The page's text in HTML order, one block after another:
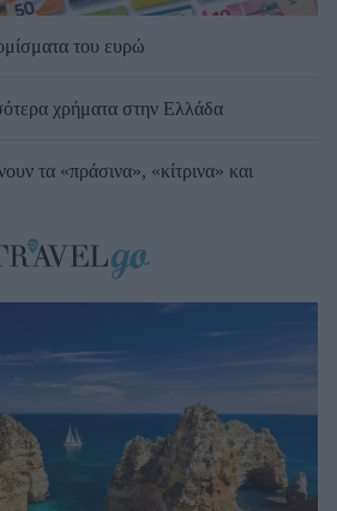
του ευρώ
χρήματα στην Ελλάδα
τα «πράσινα», «κίτρινα» και